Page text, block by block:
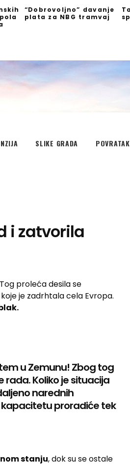
“Dobrovoljno” davanje
plata za NBG tramvaj
SLIKE GRADA
i zatvorila
Tog proleća desila se
je zadrhtala cela Evropa.
u Zemunu! Zbog tog
Koliko je situacija
narednih
proradiće tek
stanju, dok su se ostale